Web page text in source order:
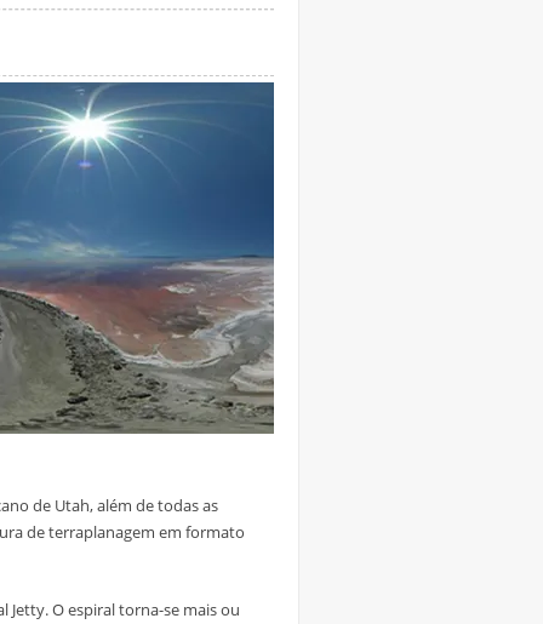
de Utah, além de todas as
de terraplanagem em formato
O espiral torna-se mais ou